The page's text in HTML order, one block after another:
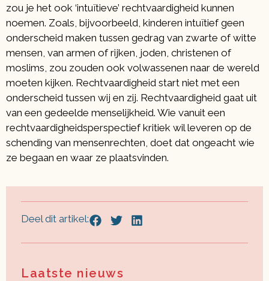
zou je het ook ‘intuïtieve’ rechtvaardigheid kunnen
noemen. Zoals, bijvoorbeeld, kinderen intuïtief geen
onderscheid maken tussen gedrag van zwarte of witte
mensen, van armen of rijken, joden, christenen of
moslims, zou zouden ook volwassenen naar de wereld
moeten kijken. Rechtvaardigheid start niet met een
onderscheid tussen wij en zij. Rechtvaardigheid gaat uit
van een gedeelde menselijkheid. Wie vanuit een
rechtvaardigheidsperspectief kritiek wil leveren op de
schending van mensenrechten, doet dat ongeacht wie
ze begaan en waar ze plaatsvinden.
Deel dit artikel:
Laatste nieuws